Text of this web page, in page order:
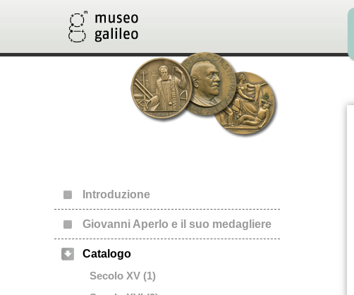
Introduzione
Giovanni Aperlo e il suo medagliere
Catalogo
Secolo XV (1)